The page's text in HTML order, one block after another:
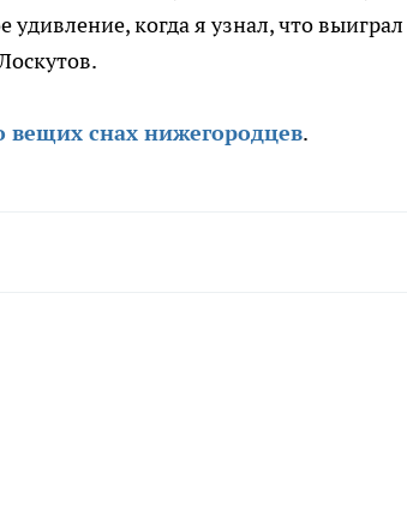
удивление, когда я узнал, что
вещих снах нижегородцев.